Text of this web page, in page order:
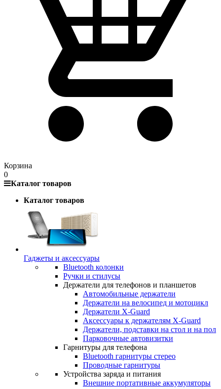
Корзина
0
Каталог товаров
Каталог товаров
Гаджеты и аксессуары
Bluetooth колонки
Ручки и стилусы
Держатели для телефонов и планшетов
Автомобильные держатели
Держатели на велосипед и мотоцикл
Держатели X-Guard
Аксессуары к держателям X-Guard
Держатели, подставки на стол и на пол
Парковочные автовизитки
Гарнитуры для телефона
Bluetooth гарнитуры стерео
Проводные гарнитуры
Устройства заряда и питания
Внешние портативные аккумуляторы